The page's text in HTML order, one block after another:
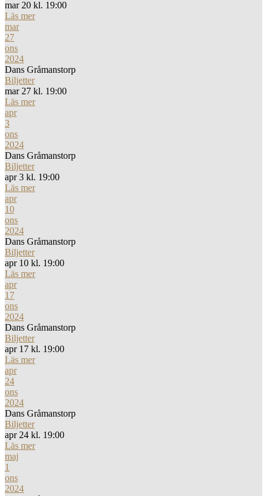
mar 20 kl. 19:00
Läs mer
mar
27
ons
2024
Dans Gråmanstorp
Biljetter
mar 27 kl. 19:00
Läs mer
apr
3
ons
2024
Dans Gråmanstorp
Biljetter
apr 3 kl. 19:00
Läs mer
apr
10
ons
2024
Dans Gråmanstorp
Biljetter
apr 10 kl. 19:00
Läs mer
apr
17
ons
2024
Dans Gråmanstorp
Biljetter
apr 17 kl. 19:00
Läs mer
apr
24
ons
2024
Dans Gråmanstorp
Biljetter
apr 24 kl. 19:00
Läs mer
maj
1
ons
2024